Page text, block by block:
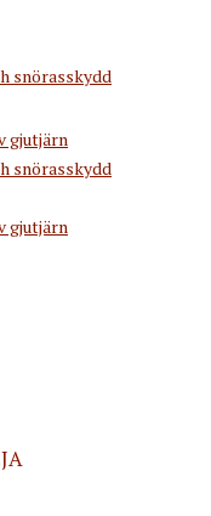
snörasskydd
gjutjärn
snörasskydd
gjutjärn